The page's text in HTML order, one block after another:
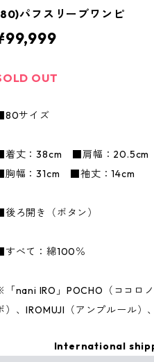
パフスリーブワンピ
OUT
サイズ
着丈：38cm ■肩幅：20.5cm
胸幅：31cm ■袖丈：14cm
ろ開き（ボタン）
べて：綿100％
「nani IRO」POCHO（ココロ
）、IROMUJI（アンプルール
International